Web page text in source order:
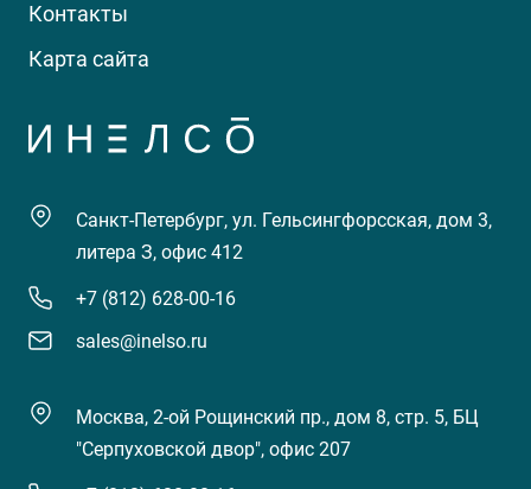
Контакты
Карта сайта
Санкт-Петербург, ул. Гельсингфорсская, дом 3,
литера З, офис 412
+7 (812) 628-00-16
sales@inelso.ru
Москва, 2-ой Рощинский пр., дом 8, стр. 5, БЦ
"Серпуховской двор", офис 207